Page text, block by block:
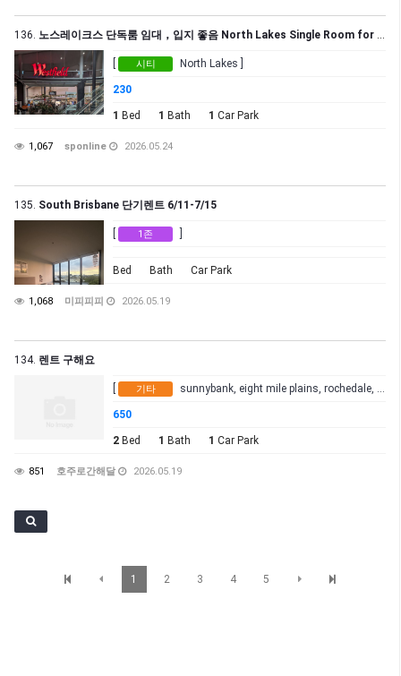
136. 노스레이크스 단독룸 임대，입지 좋음 North Lakes Single Room for Rent, Great Location
시티 North Lakes ]
230
1 Bed 1 Bath 1 Car Park
1,067 sponline 2026.05.24
135. South Brisbane 단기렌트 6/11-7/15
1존
Bed Bath Car Park
1,068 미피피피 2026.05.19
134. 렌트 구해요
기타 sunnybank, eight mile plains, rochedale, algester, calamvale, Woolloongabba, stone corner, coorparoo, Carina, ity, Southbank, west end, wooloongabba, fortittute velly ]
650
2 Bed 1 Bath 1 Car Park
851 호주로간해달 2026.05.19
1 2 3 4 5